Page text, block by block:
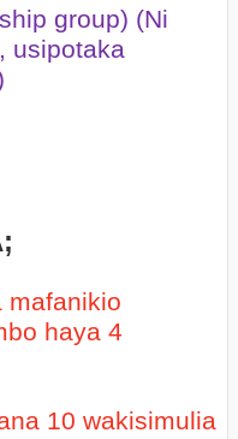
group) (Ni
usipotaka
mafanikio
haya 4
10 wakisimulia